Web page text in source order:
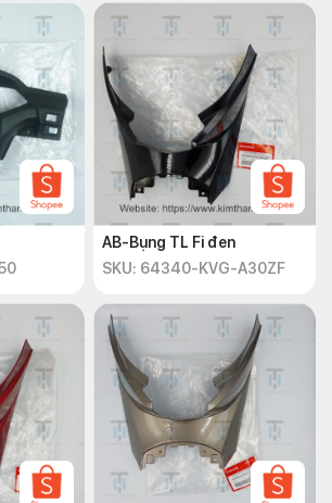
AB-Bụng TL Fi đen
SKU: 64340-KVG-A30ZF